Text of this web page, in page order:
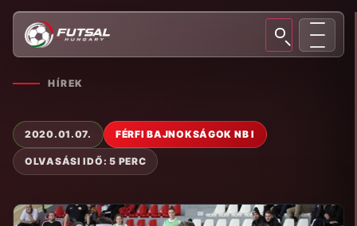
HÍREK
2020.01.07. FÉRFI BAJNOKSÁGOK NB I
OLVASÁSI IDŐ: 5 PERC